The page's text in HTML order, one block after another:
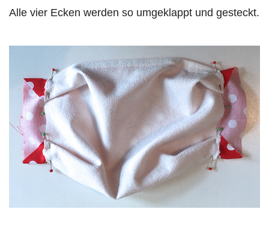
Alle vier Ecken werden so umgeklappt und gesteckt.